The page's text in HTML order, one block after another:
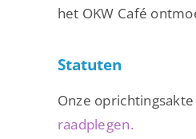
het OKW Café
Statuten
Onze
raadplegen.